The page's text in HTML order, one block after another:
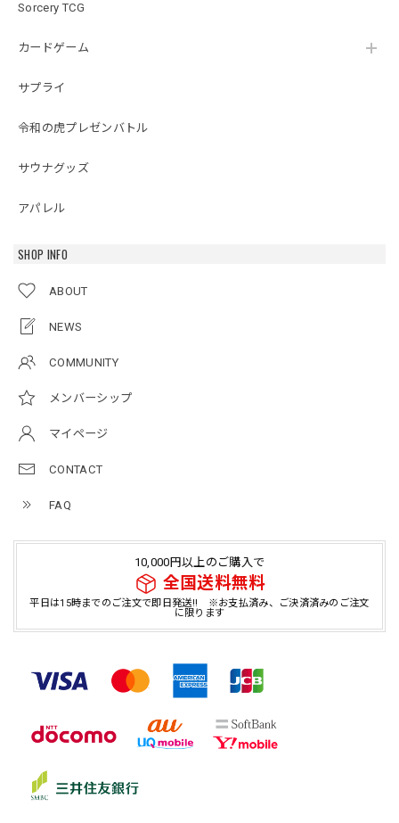
Sorcery TCG
カードゲーム
サプライ
令和の虎プレゼンバトル
サウナグッズ
アパレル
SHOP INFO
ABOUT
NEWS
COMMUNITY
メンバーシップ
マイページ
CONTACT
FAQ
10,000円以上のご購入で
全国送料無料
平日は15時までのご注文で即日発送!! ※お支払済み、ご決済済みのご注文
に限ります